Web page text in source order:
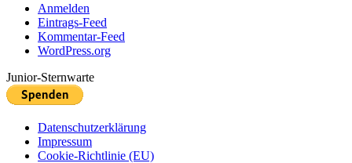
Anmelden
Eintrags-Feed
Kommentar-Feed
WordPress.org
Junior-Sternwarte
Datenschutzerklärung
Impressum
Cookie-Richtlinie (EU)